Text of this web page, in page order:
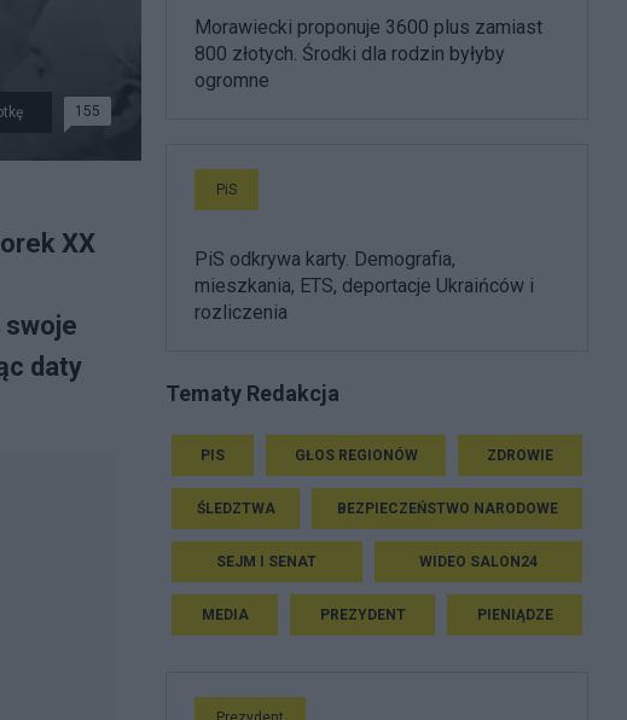
155
XX
swoje
daty
Morawiecki proponuje 3600 plus zamiast
800 złotych. Środki dla rodzin byłyby
ogromne
PiS
PiS odkrywa karty. Demografia,
mieszkania, ETS, deportacje Ukraińców i
rozliczenia
Tematy Redakcja
PIS GŁOS REGIONÓW ZDROWIE
ŚLEDZTWA BEZPIECZEŃSTWO NARODOWE
SEJM I SENAT WIDEO SALON24
MEDIA PREZYDENT PIENIĄDZE